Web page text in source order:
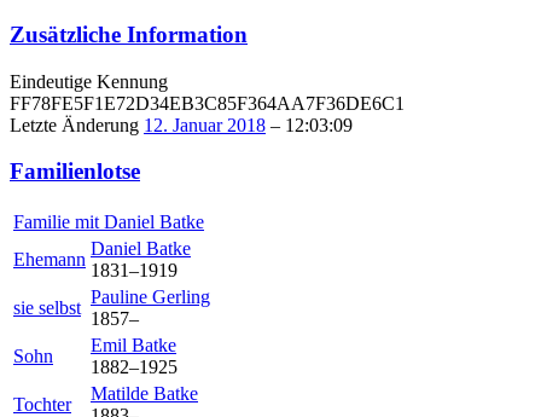
Zusätzliche Information
Eindeutige Kennung
FF78FE5F1E72D34EB3C85F364AA7F36DE6C1
Letzte Änderung 12. Januar 2018 – 12:03:09
Familienlotse
Familie mit Daniel Batke
Ehemann
Daniel Batke
1831–1919
sie selbst
Pauline Gerling
1857–
Sohn
Emil Batke
1882–1925
Tochter
Matilde Batke